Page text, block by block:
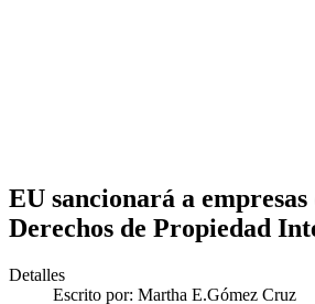
EU sancionará a
Derechos de Propiedad
Detalles
Escrito por: Martha E.Gómez Cruz